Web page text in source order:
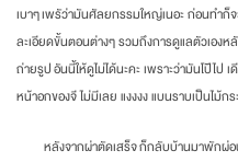
เบาๆ เพรัว่ามันศัลยกรรมใหญ่เนอะ ก่อนทำ
ละเอียดขั้นตอนต่างๆ รวมถึงการดูแลตัวเองห
ถ่ายรูป อันนี้ให้ดูไม่ได้นะคะ เพราะว่ามันโป๊ไป
หน้าอกของจี ไม่มีเลย แงงงง แบนราบเป็นไม้ก
หลังจากผ่าตัดเสร็จ ก็กลับบ้านมาพักผ่อน